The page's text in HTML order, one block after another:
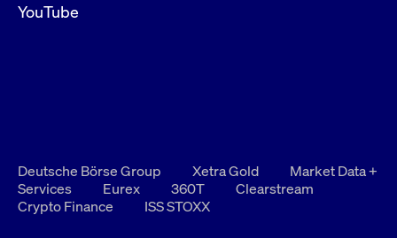
YouTube
Deutsche Börse Group Xetra Gold
Market Data +
Services
Eurex 360T
Clearstream
Crypto Finance
ISS STOXX